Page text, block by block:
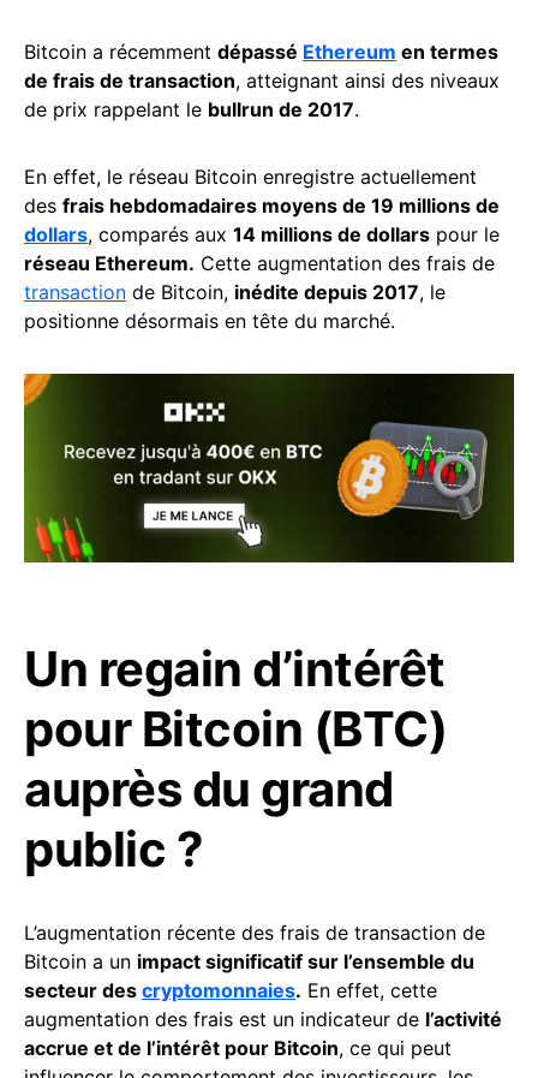
Bitcoin a récemment dépassé Ethereum en termes
de frais de transaction, atteignant ainsi des niveaux
de prix rappelant le bullrun de 2017.
En effet, le réseau Bitcoin enregistre actuellement
des frais hebdomadaires moyens de 19 millions de
dollars, comparés aux 14 millions de dollars pour le
réseau Ethereum. Cette augmentation des frais de
transaction de Bitcoin, inédite depuis 2017, le
positionne désormais en tête du marché.
Un regain d’intérêt
pour Bitcoin (BTC)
auprès du grand
public ?
L’augmentation récente des frais de transaction de
Bitcoin a un impact significatif sur l’ensemble du
secteur des cryptomonnaies. En effet, cette
augmentation des frais est un indicateur de l’activité
accrue et de l’intérêt pour Bitcoin, ce qui peut